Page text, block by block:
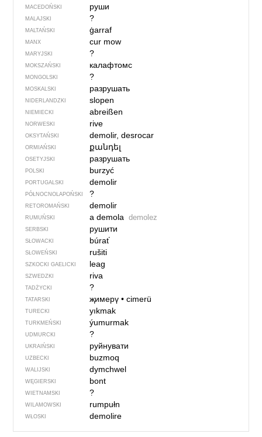
MACEDOŃSKI руши
MALAJSKI ?
MALTAŃSKI ġarraf
MANX cur mow
MARYJSKI ?
MOKSZAŃSKI калафтомс
MONGOLSKI ?
MOSKALSKI разрушать
NIDERLANDZKI slopen
NIEMIECKI abreißen
NORWESKI rive
OKSYTAŃSKI demolir, desrocar
ORMIAŃSKI քանդել
OSETYJSKI разрушать
POLSKI burzyć
PORTUGALSKI demolir
PÓŁNOCNO­LA­POŃ­SKI ?
RETOROMAŃSKI demolir
RUMUŃSKI a demola demolez
SERBSKI рушити
SŁOWACKI búrať
SŁOWEŃSKI rušiti
SZKOCKI GAELICKI leag
SZWEDZKI riva
TADŻYCKI ?
TATARSKI җимерү• cimerü
TURECKI yıkmak
TURKMEŃSKI ýumurmak
UDMURCKI ?
UKRAIŃSKI руйнувати
UZBECKI buzmoq
WALIJSKI dymchwel
WĘGIERSKI bont
WIETNAMSKI ?
WILAMOWSKI rumpułn
WŁOSKI demolire